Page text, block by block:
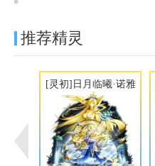
推荐精灵
[灵初]日月临曦·诺雅